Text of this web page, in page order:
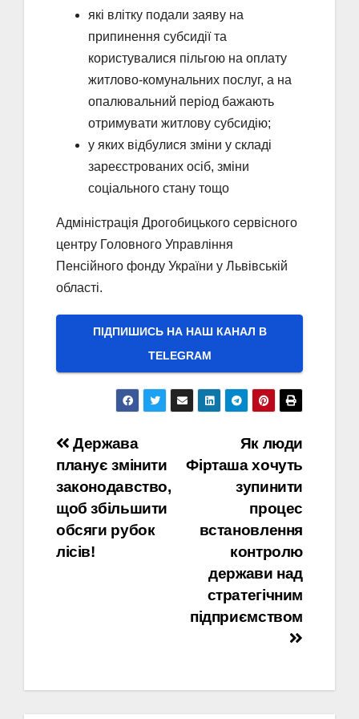
які влітку подали заяву на
припинення субсидії та
користувалися пільгою на оплату
житлово-комунальних послуг, а на
опалювальний період бажають
отримувати житлову субсидію;
у яких відбулися зміни у складі
зареєстрованих осіб, зміни
соціального стану тощо
Адміністрація Дрогобицького сервісного
центру Головного Управління
Пенсійного фонду України у Львівській
області.
ПІДПИШИСЬ НА НАШ КАНАЛ В
ТELEGRAM
Навігація
записів
Як люди
Фірташа хочуть
зупинити
процес
встановлення
контролю
держави над
стратегічним
підприємством
Держава
планує змінити
законодавство,
щоб збільшити
обсяги рубок
лісів!